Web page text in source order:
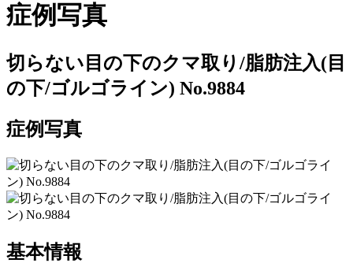
症例写真
切らない目の下のクマ取り/脂肪注入(目
の下/ゴルゴライン) No.9884
症例写真
基本情報